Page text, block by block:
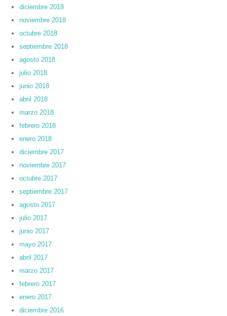
diciembre 2018
noviembre 2018
octubre 2018
septiembre 2018
agosto 2018
julio 2018
junio 2018
abril 2018
marzo 2018
febrero 2018
enero 2018
diciembre 2017
noviembre 2017
octubre 2017
septiembre 2017
agosto 2017
julio 2017
junio 2017
mayo 2017
abril 2017
marzo 2017
febrero 2017
enero 2017
diciembre 2016